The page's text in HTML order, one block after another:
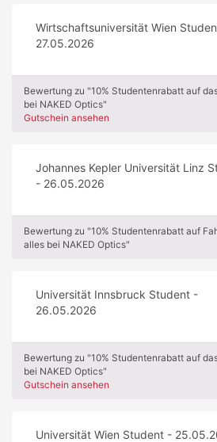
Wirtschaftsuniversität Wien
27.05.2026
Bewertung zu "10% Studentenrabatt auf
bei NAKED Optics"
Gutschein ansehen
Johannes Kepler Universität Linz
- 26.05.2026
Bewertung zu "10% Studentenrabatt auf
alles bei NAKED Optics"
Universität Innsbruck Student -
26.05.2026
Bewertung zu "10% Studentenrabatt auf
bei NAKED Optics"
Gutschein ansehen
Universität Wien Student -